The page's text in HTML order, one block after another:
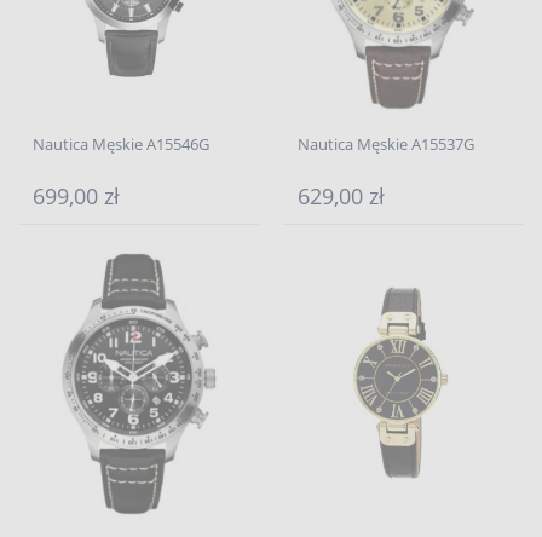
Nautica Męskie A15546G
699,00 zł
Nautica Męskie A15537G
629,00 zł